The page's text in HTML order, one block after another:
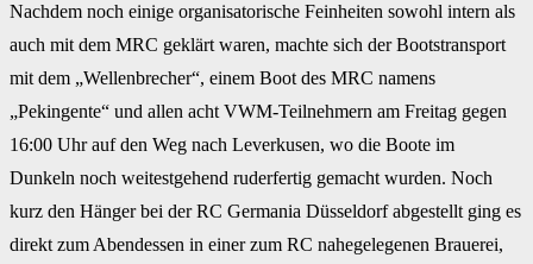
Nachdem noch einige organisatorische Feinheiten sowohl intern als
auch mit dem MRC geklärt waren, machte sich der Bootstransport
mit dem „Wellenbrecher“, einem Boot des MRC namens
„Pekingente“ und allen acht VWM-Teilnehmern am Freitag gegen
16:00 Uhr auf den Weg nach Leverkusen, wo die Boote im
Dunkeln noch weitestgehend ruderfertig gemacht wurden. Noch
kurz den Hänger bei der RC Germania Düsseldorf abgestellt ging es
direkt zum Abendessen in einer zum RC nahegelegenen Brauerei,